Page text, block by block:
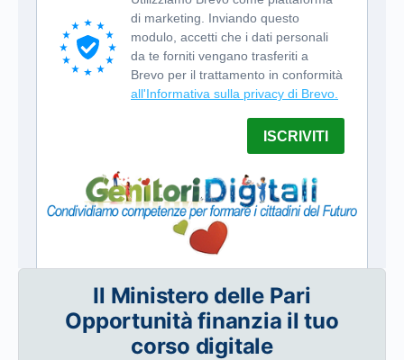
Il Ministero delle Pari
Opportunità finanzia il tuo
corso digitale